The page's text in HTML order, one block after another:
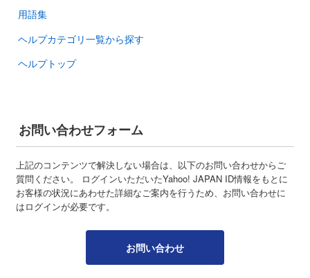
用語集
ヘルプカテゴリ一覧から探す
ヘルプトップ
お問い合わせフォーム
上記のコンテンツで解決しない場合は、以下のお問い合わせからご
質問ください。 ログインいただいたYahoo! JAPAN ID情報をもとに
お客様の状況にあわせた詳細なご案内を行うため、お問い合わせに
はログインが必要です。
お問い合わせ